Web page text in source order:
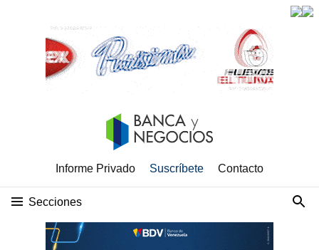
Informe Privado Suscríbete Contacto
Secciones